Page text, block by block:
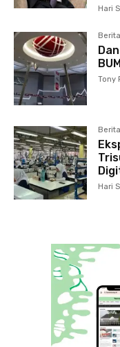
Hari S
Berita
Tony
Berita
Hari S